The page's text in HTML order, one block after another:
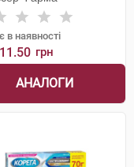
в наявності
грн
АНАЛОГИ